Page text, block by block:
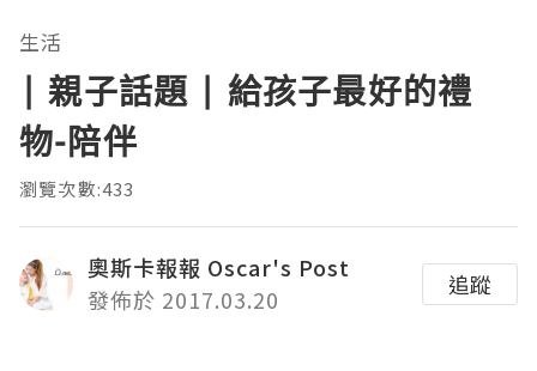
生活
| 親子話題 | 給孩子最好的禮
物-陪伴
瀏覽次數:433
奧斯卡報報 Oscar's Post
發佈於 2017.03.20
追蹤